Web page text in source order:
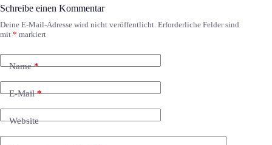
Schreibe einen Kommentar
Deine E-Mail-Adresse wird nicht veröffentlicht. Erforderliche Felder sind
mit * markiert
Name*
E-Mail*
Website